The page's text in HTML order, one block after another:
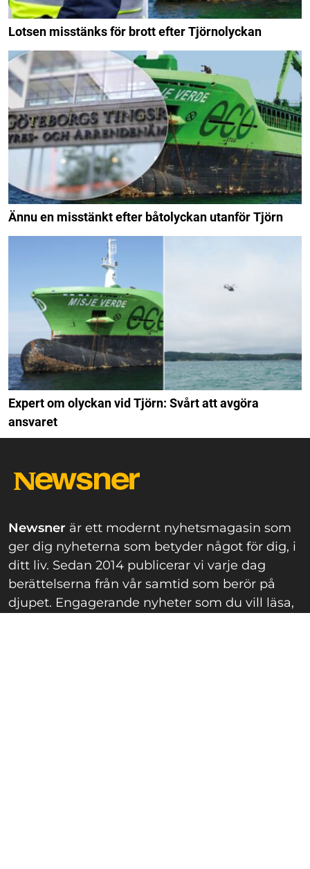
Lotsen misstänks för brott efter Tjörnolyckan
Ännu en misstänkt efter båtolyckan utanför Tjörn
Expert om olyckan vid Tjörn: Svårt att avgöra
ansvaret
Newsner är ett modernt nyhetsmagasin som
ger dig nyheterna som betyder något för dig, i
ditt liv. Sedan 2014 publicerar vi varje dag
berättelserna från vår samtid som berör på
djupet. Engagerande nyheter som du vill läsa,